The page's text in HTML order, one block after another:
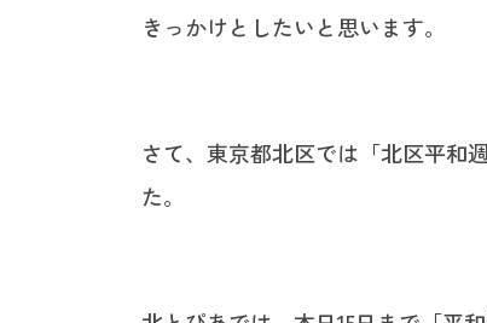
きっかけとしたいと思います。
さて、東京都北区では「北区平和
た。